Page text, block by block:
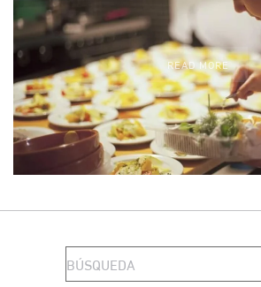
READ MORE